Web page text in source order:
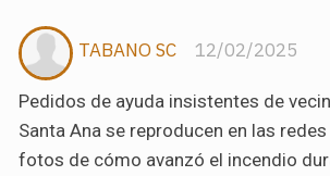
Pedidos de ayuda insistentes de
Santa Ana se reproducen en las
fotos de cómo avanzó el incendio
12/02/2025
TABANO SC